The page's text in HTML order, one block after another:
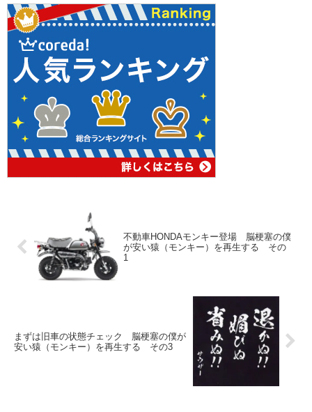
不動車HONDAモンキー登場 脳梗塞の僕
が安い猿（モンキー）を再生する その
1
まずは旧車の状態チェック 脳梗塞の僕が
安い猿（モンキー）を再生する その3